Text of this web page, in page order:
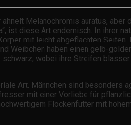
Melanochromis auratus,
ist diese Art endemisch. In ihrer
mit leicht abgeflachten
Weibchen haben einen gelb-
schwarz, wobei ihre Streifen
Art. Männchen sind
mit einer Vorliebe für
Flockenfutter mit